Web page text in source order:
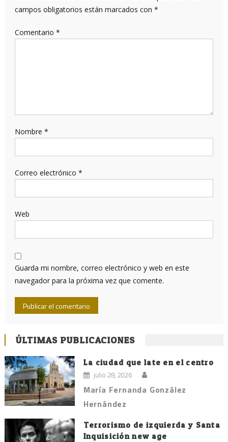
campos obligatorios están marcados con *
Comentario *
Nombre *
Correo electrónico *
Web
Guarda mi nombre, correo electrónico y web en este
navegador para la próxima vez que comente.
ÚLTIMAS PUBLICACIONES
La ciudad que late en el centro
julio 28, 2026
María Fernanda González
Hernández
Terrorismo de izquierda y Santa
Inquisición new age